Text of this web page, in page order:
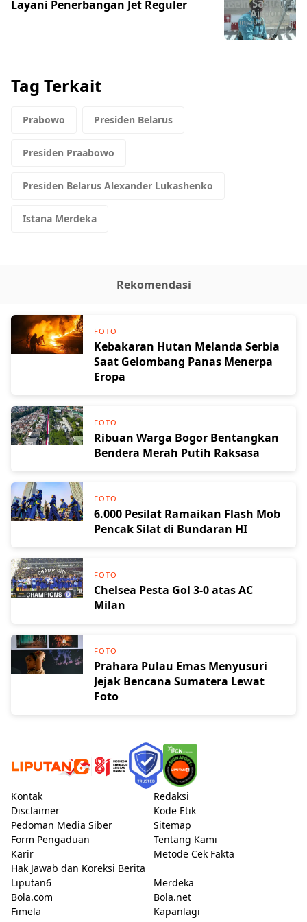
Layani Penerbangan Jet Reguler
Tag Terkait
Prabowo Presiden Belarus
Presiden Praabowo
Presiden Belarus Alexander Lukashenko
Istana Merdeka
Rekomendasi
FOTO
Kebakaran Hutan Melanda Serbia
Saat Gelombang Panas Menerpa
Eropa
FOTO
Ribuan Warga Bogor Bentangkan
Bendera Merah Putih Raksasa
FOTO
6.000 Pesilat Ramaikan Flash Mob
Pencak Silat di Bundaran HI
FOTO
Chelsea Pesta Gol 3-0 atas AC
Milan
FOTO
Prahara Pulau Emas Menyusuri
Jejak Bencana Sumatera Lewat
Foto
Kontak
Redaksi
Disclaimer
Kode Etik
Pedoman Media Siber
Sitemap
Form Pengaduan
Tentang Kami
Karir
Metode Cek Fakta
Hak Jawab dan Koreksi Berita
Liputan6
Merdeka
Bola.com
Bola.net
Fimela
Kapanlagi